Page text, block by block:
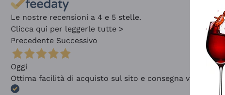
Le nostre recensioni a 4 e 5 stelle.
Clicca qui per leggerle tutte >
Precedente Successivo
Oggi
Ottima facilità di acquisto sul sito e consegna velocissima